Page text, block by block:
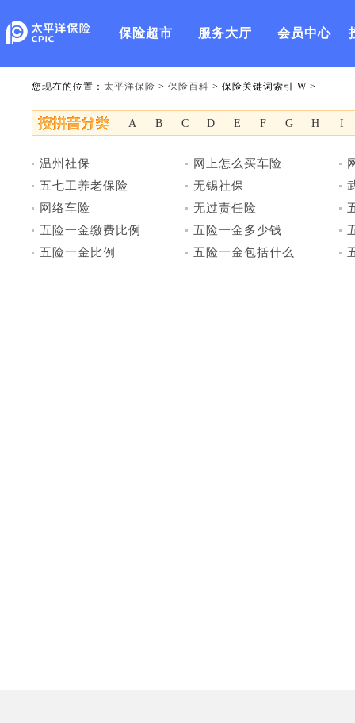
保险超市 服务大厅 会员中心
您现在的位置： 太平洋保险 > 保险百科 > 保险关键词索引 W >
A B C D E F G H I
温州社保 网上怎么买车险
五七工养老保险
无锡社保
网络车险
无过责任险
五险一金缴费比例
五险一金多少钱
五险一金比例
五险一金包括什么